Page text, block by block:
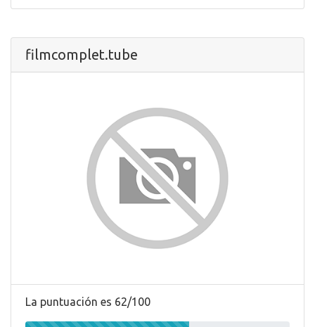
filmcomplet.tube
La puntuación es 62/100